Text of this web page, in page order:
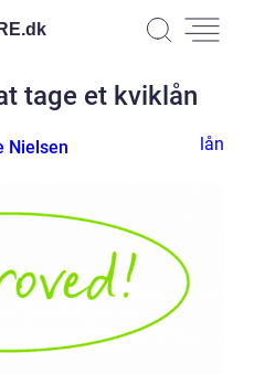
dk
tage et kviklån
Nielsen lån